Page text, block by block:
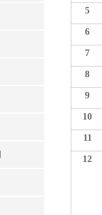
5
6
7
8
9
10
11
12